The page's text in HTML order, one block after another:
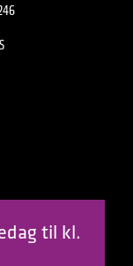
til kl.